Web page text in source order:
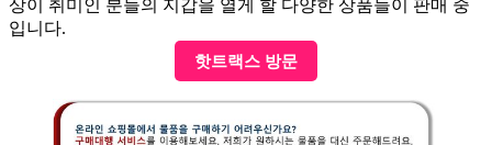
상이 취미인 분들의 지갑을 열게 할 다양한 상품들이 판매 중
입니다.
핫트랙스 방문